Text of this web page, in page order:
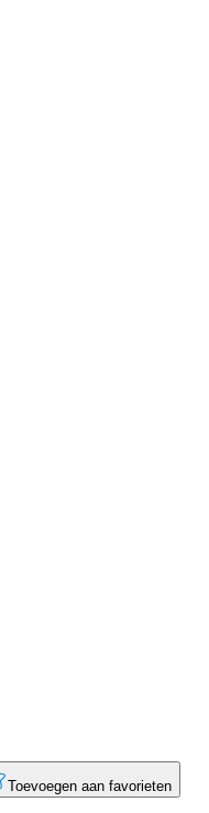
Toevoegen aan favorieten